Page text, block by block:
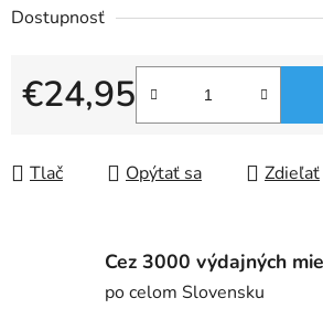
Dostupnosť
€24,95
Jednotková cena:
Tlač Opýtať sa Zdieľať
Cez 3000 výdajných
po celom Slovensku